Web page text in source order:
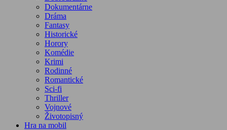
Dokumentárne
Dráma
Fantasy
Historické
Horory
Komédie
Krimi
Rodinné
Romantické
Sci-fi
Thriller
Vojnové
Životopisný
Hra na mobil